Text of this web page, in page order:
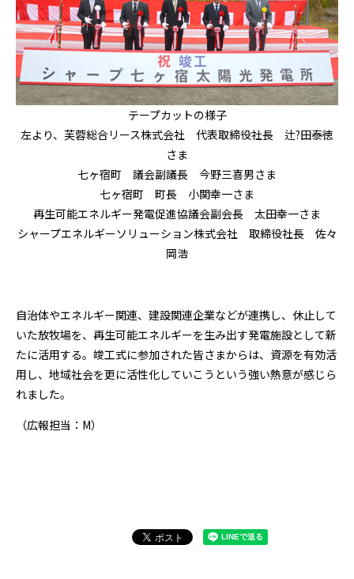
テープカットの様子
左より、芙蓉総合リース株式会社 代表取締役社長 辻?田泰徳
さま
七ヶ宿町 議会副議長 今野三喜男さま
七ヶ宿町 町長 小関幸一さま
再生可能エネルギー発電促進協議会副会長 太田幸一さま
シャープエネルギーソリューション株式会社 取締役社長 佐々
岡浩
自治体やエネルギー関連、建設関連企業などが連携し、休止して
いた放牧場を、再生可能エネルギーを生み出す発電施設として新
たに活用する。竣工式に参加された皆さまからは、資源を有効活
用し、地域社会を更に活性化していこうという強い熱意が感じら
れました。
（広報担当：M）